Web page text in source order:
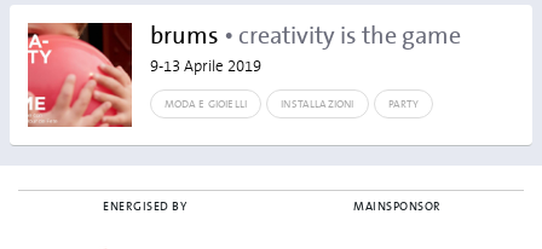
brums • creativity is the game
9-13 Aprile 2019
MODA E GIOIELLI INSTALLAZIONI PARTY
ENERGISED BY MAINSPONSOR